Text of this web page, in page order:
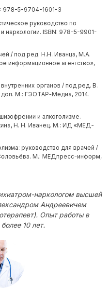
978-5-9704-1601-3
руководство по
наркологии. ISBN: 978-5-9901-
/ под ред. Н.Н. Иванца, М.А.
информационное агентство»,
органов / под ред. В.
доп. М.: ГЭОТАР-Медиа, 2014.
и алкоголизме.
Н. Н. Иванец. М.: ИД «МЕД-
руководство для врачей /
М.: МЕДпресс-информ,
наркологом высшей
Андреевичем
Опыт работы в
10 лет.